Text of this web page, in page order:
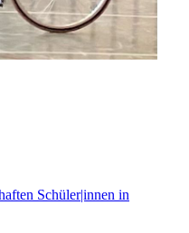
Schüler|innen in